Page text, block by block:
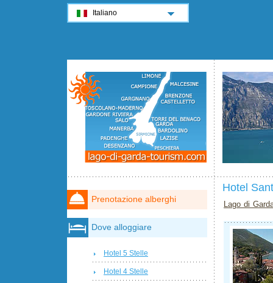
Hotel
Lago di
Prenotazione alberghi
Dove alloggiare
Hotel 5 Stelle
Hotel 4 Stelle
Italiano